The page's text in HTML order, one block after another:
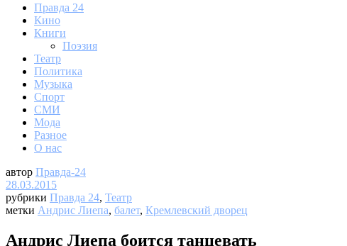
Правда 24
Кино
Книги
Поэзия
Театр
Политика
Музыка
Спорт
СМИ
Мода
Разное
О нас
автор Правда-24
28.03.2015
рубрики Правда 24, Театр
метки Андрис Лиепа, балет, Кремлевский дворец
Андрис Лиепа боится танцевать